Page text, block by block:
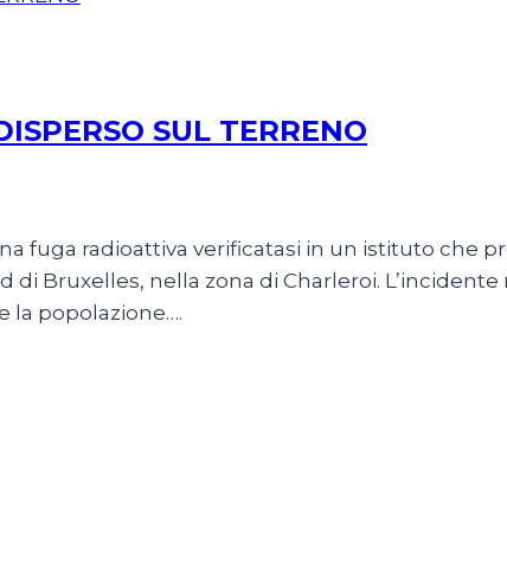
SUL TERRENO
fuga radioattiva verificatasi in un istituto che
Bruxelles, nella zona di Charleroi.
la popolazione….